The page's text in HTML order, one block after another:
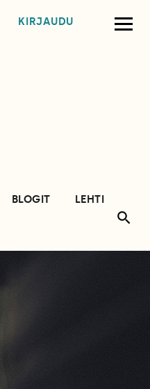
KIRJAUDU
BLOGIT
LEHTI